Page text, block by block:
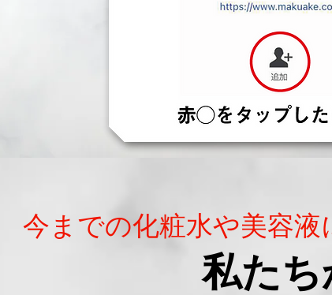
今までの化粧水や美容
私た